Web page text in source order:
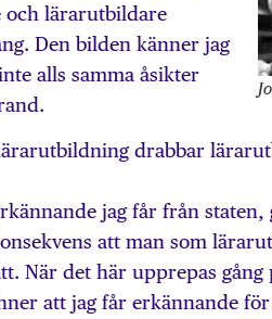
och lärarutbildare
Den bilden känner jag
alls samma åsikter
drabbar
jag får från staten,
att man som
När det här upprepas gång
att jag får erkännande för